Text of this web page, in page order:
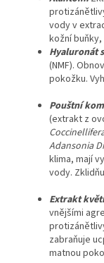
vody v
kožní
Hyaluronát
(NMF).
pokožku.
Pouštní
(extrakt z
Adansonia
klima, mají
vody.
Extrakt
vnějšími
zabraňuje
matnou